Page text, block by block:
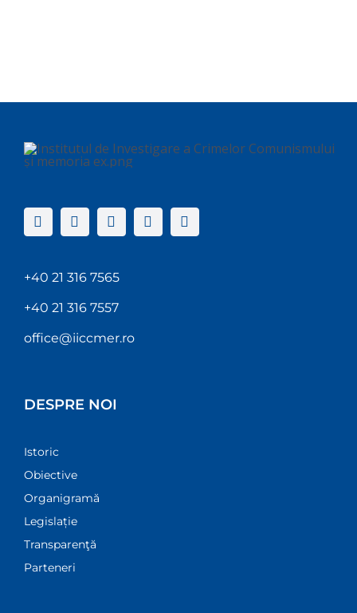
+40 21 316 7565
+40 21 316 7557
office@iiccmer.ro
DESPRE NOI
Istoric
Obiective
Organigramă
Legislație
Transparenţă
Parteneri